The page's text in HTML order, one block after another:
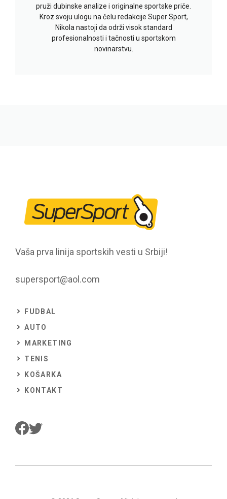
pruži dubinske analize i originalne sportske priče.
Kroz svoju ulogu na čelu redakcije Super Sport,
Nikola nastoji da održi visok standard
profesionalnosti i tačnosti u sportskom
novinarstvu.
Vaša prva linija sportskih vesti u Srbiji!
supersport@aol.com
FUDBAL
AUTO
MARKETING
TENIS
KOŠARKA
KONTAKT